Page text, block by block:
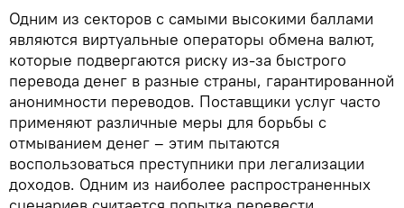
Одним из секторов с самыми высокими баллами
являются виртуальные операторы обмена валют,
которые подвергаются риску из-за быстрого
перевода денег в разные страны, гарантированной
анонимности переводов. Поставщики услуг часто
применяют различные меры для борьбы с
отмыванием денег – этим пытаются
воспользоваться преступники при легализации
доходов. Одним из наиболее распространенных